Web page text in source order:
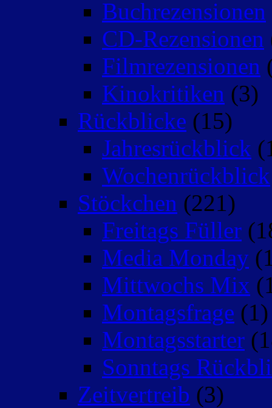
Buchrezensionen
CD-Rezensionen
Filmrezensionen
Kinokritiken (3)
Rückblicke (15)
Jahresrückblick
Wochenrückblick
Stöckchen (221)
Freitags Füller
Media Monday
Mittwochs Mix
Montagsfrage (1)
Montagsstarter
Sonntags
Zeitvertreib (3)